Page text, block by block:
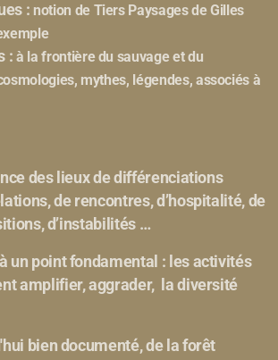
: notion de Tiers Paysages de Gilles
:à la frontière du sauvage et du
mythes, légendes, associés à
des lieux de différenciations
de rencontres, d’hospitalité, de
d’instabilités …
un point fondamental : les activités
amplifier, aggrader, la diversité
bien documenté, de la forêt